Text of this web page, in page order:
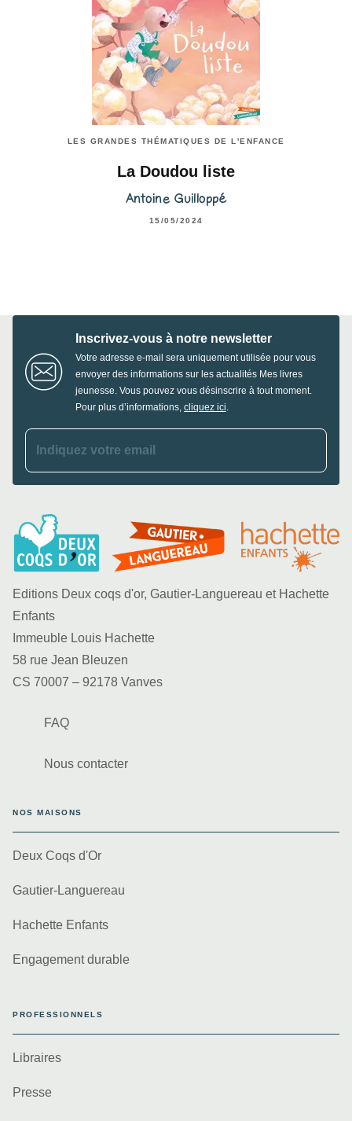
LES GRANDES THÉMATIQUES DE L'ENFANCE
La Doudou liste
Antoine Guilloppé
15/05/2024
Inscrivez-vous à notre newsletter
Votre adresse e-mail sera uniquement utilisée pour vous
envoyer des informations sur les actualités Mes livres
jeunesse. Vous pouvez vous désinscrire à tout moment.
Pour plus d’informations, cliquez ici
Indiquez votre email
Editions Deux coqs d'or, Gautier-Languereau et Hachette
Enfants
Immeuble Louis Hachette
58 rue Jean Bleuzen
CS 70007 – 92178 Vanves
FAQ
Nous contacter
NOS MAISONS
Deux Coqs d'Or
Gautier-Languereau
Hachette Enfants
Engagement durable
PROFESSIONNELS
Libraires
Presse